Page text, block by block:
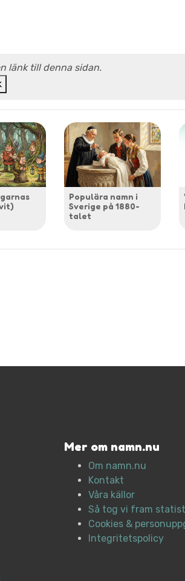
länk till denna sidan.
Populära namn i
Sverige på 1880-
talet
Mer om namn.nu
Om namn.nu
Kontakt
Våra källor
Så tog vi fram
Cookies &
Integritetspolicy